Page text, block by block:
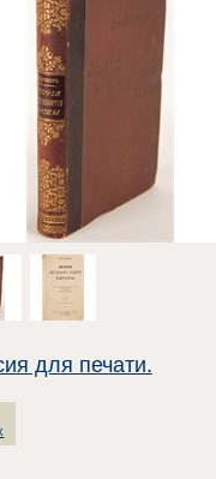
для печати.